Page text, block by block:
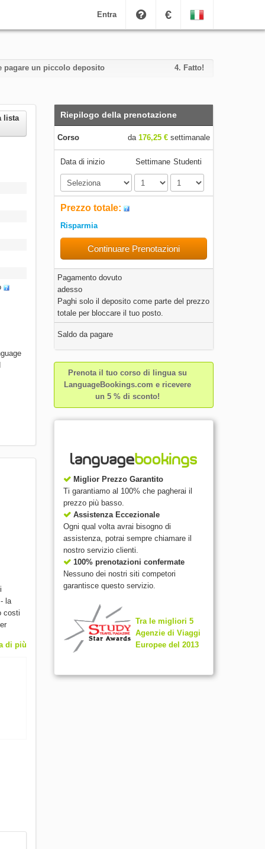
Entra €
pagare un piccolo deposito 4. Fatto!
lista
la
costi
di più
Riepilogo della prenotazione
Corso da 176,25 €settimanale
Data di inizio Settimane Studenti
Prezzo totale:
Risparmia
Continuare Prenotazioni
Pagamento dovuto
adesso
Paghi solo il deposito come parte del prezzo
totale per bloccare il tuo posto.
Saldo da pagare
Prenota il tuo corso di lingua su
LanguageBookings.com e ricevere
un 5 % di sconto!
Miglior Prezzo Garantito
Ti garantiamo al 100% che pagherai il
prezzo più basso.
Assistenza Eccezionale
Ogni qual volta avrai bisogno di
assistenza, potrai sempre chiamare il
nostro servizio clienti.
100% prenotazioni confermate
Nessuno dei nostri siti competori
garantisce questo servizio.
Tra le migliori 5
Agenzie di Viaggi
Europee del 2013